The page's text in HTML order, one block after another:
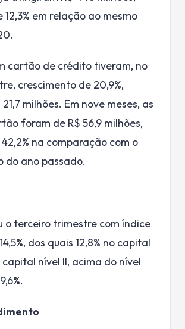
em relação ao mesmo
cartão de crédito tiveram, no
crescimento de 20,9%,
milhões. Em nove meses, as
foram de R$ 56,9 milhões,
na comparação com o
do ano passado.
o terceiro trimestre com índice
dos quais 12,8% no capital
capital nível II, acima do nível